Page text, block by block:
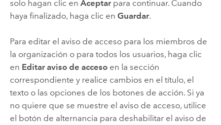
solo hagan clic en Aceptarpara continuar. Cuando
haya finalizado, haga clic en Guardar.
Para editar el aviso de acceso para los miembros de
la organización o para todos los usuarios, haga clic
en Editar aviso de accesoen la sección
correspondiente y realice cambios en el título, el
texto o las opciones de los botones de acción. Si ya
no quiere que se muestre el aviso de acceso, utilice
el botón de alternancia para deshabilitar el aviso de